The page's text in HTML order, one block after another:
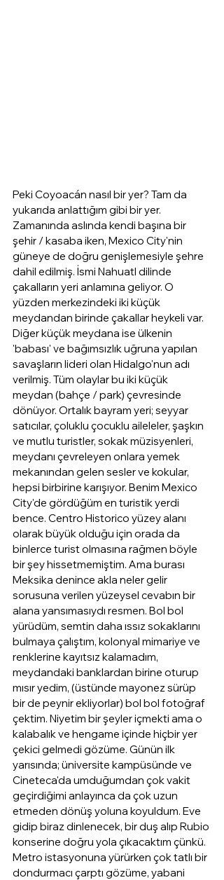
Peki Coyoacán nasıl bir yer? Tam da
yukarıda anlattığım gibi bir yer.
Zamanında aslında kendi başına bir
şehir / kasaba iken, Mexico City'nin
güneye de doğru genişlemesiyle şehre
dahil edilmiş. İsmi Nahuatl dilinde
çakalların yeri anlamına geliyor. O
yüzden merkezindeki iki küçük
meydandan birinde çakallar heykeli var.
Diğer küçük meydana ise ülkenin
'babası' ve bağımsızlık uğruna yapılan
savaşların lideri olan Hidalgo'nun adı
verilmiş. Tüm olaylar bu iki küçük
meydan (bahçe / park) çevresinde
dönüyor. Ortalık bayram yeri; seyyar
satıcılar, çoluklu çocuklu aileleler, şaşkın
ve mutlu turistler, sokak müzisyenleri,
meydanı çevreleyen onlara yemek
mekanından gelen sesler ve kokular,
hepsi birbirine karışıyor. Benim Mexico
City'de gördüğüm en turistik yerdi
bence. Centro Historico yüzey alanı
olarak büyük olduğu için orada da
binlerce turist olmasına rağmen böyle
bir şey hissetmemiştim. Ama burası
Meksika denince akla neler gelir
sorusuna verilen yüzeysel cevabın bir
alana yansımasıydı resmen. Bol bol
yürüdüm, semtin daha ıssız sokaklarını
bulmaya çalıştım, kolonyal mimariye ve
renklerine kayıtsız kalamadım,
meydandaki banklardan birine oturup
mısır yedim, (üstünde mayonez sürüp
bir de peynir ekliyorlar) bol bol fotoğraf
çektim. Niyetim bir şeyler içmekti ama o
kalabalık ve hengame içinde hiçbir yer
çekici gelmedi gözüme. Günün ilk
yarısında; üniversite kampüsünde ve
Cineteca'da umduğumdan çok vakit
geçirdiğimi anlayınca da çok uzun
etmeden dönüş yoluna koyuldum. Eve
gidip biraz dinlenecek, bir duş alıp Rubio
konserine doğru yola çıkacaktım çünkü.
Metro istasyonuna yürürken çok tatlı bir
dondurmacı çarptı gözüme, yabani